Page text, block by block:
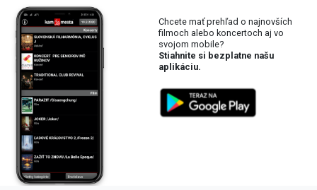
Chcete mať prehľad o najnovších
filmoch alebo koncertoch aj vo
svojom mobile?
Stiahnite si bezplatne našu
aplikáciu.